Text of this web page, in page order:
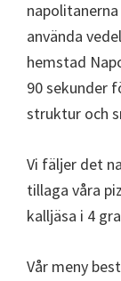
använda
hemstad
90 sekunder
struktur och
Vi fäljer det
tillaga våra
kalljäsa i 4
Vår meny